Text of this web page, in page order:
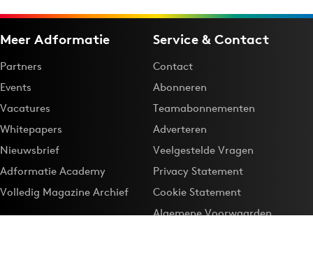
Meer Adformatie
Partners
Events
Vacatures
Whitepapers
Nieuwsbrief
Adformatie Academy
Volledig Magazine Archief
Service & Contact
Contact
Abonneren
Teamabonnementen
Adverteren
Veelgestelde Vragen
Privacy Statement
Cookie Statement
Algemene Voorwaarden